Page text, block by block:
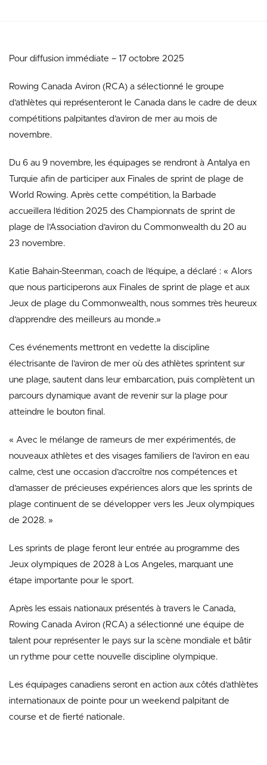
Pour diffusion immédiate – 17 octobre 2025
Rowing Canada Aviron (RCA) a sélectionné le groupe
d’athlètes qui représenteront le Canada dans le cadre de deux
compétitions palpitantes d’aviron de mer au mois de
novembre.
Du 6 au 9 novembre, les équipages se rendront à Antalya en
Turquie afin de participer aux Finales de sprint de plage de
World Rowing. Après cette compétition, la Barbade
accueillera l’édition 2025 des Championnats de sprint de
plage de l’Association d’aviron du Commonwealth du 20 au
23 novembre.
Katie Bahain-Steenman, coach de l’équipe, a déclaré : « Alors
que nous participerons aux Finales de sprint de plage et aux
Jeux de plage du Commonwealth, nous sommes très heureux
d’apprendre des meilleurs au monde.»
Ces événements mettront en vedette la discipline
électrisante de l’aviron de mer où des athlètes sprintent sur
une plage, sautent dans leur embarcation, puis complètent un
parcours dynamique avant de revenir sur la plage pour
atteindre le bouton final.
« Avec le mélange de rameurs de mer expérimentés, de
nouveaux athlètes et des visages familiers de l’aviron en eau
calme, c’est une occasion d’accroître nos compétences et
d’amasser de précieuses expériences alors que les sprints de
plage continuent de se développer vers les Jeux olympiques
de 2028. »
Les sprints de plage feront leur entrée au programme des
Jeux olympiques de 2028 à Los Angeles, marquant une
étape importante pour le sport.
Après les essais nationaux présentés à travers le Canada,
Rowing Canada Aviron (RCA) a sélectionné une équipe de
talent pour représenter le pays sur la scène mondiale et bâtir
un rythme pour cette nouvelle discipline olympique.
Les équipages canadiens seront en action aux côtés d’athlètes
internationaux de pointe pour un weekend palpitant de
course et de fierté nationale.